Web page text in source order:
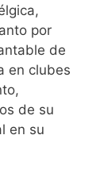
por
de
en clubes
de su
en su